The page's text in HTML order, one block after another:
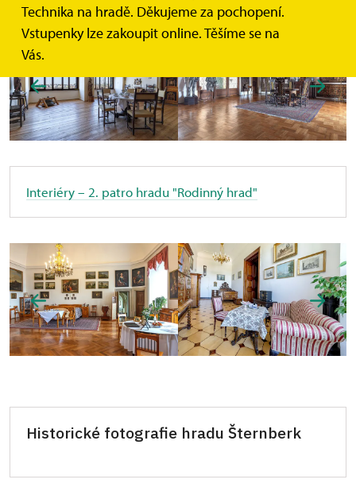
Technika na hradě. Děkujeme za pochopení.
Vstupenky lze zakoupit online. Těšíme se na
Vás.
Interiéry – 2. patro hradu"Rodinný hrad"
Historické fotografie hradu Šternberk